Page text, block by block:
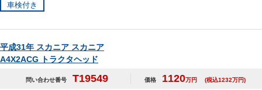
車検付き
平成31年 スカニア スカニア
A4X2ACG トラクタヘッド
問い合わせ番号 T19549 価格 1120万円 (税込1232万円)